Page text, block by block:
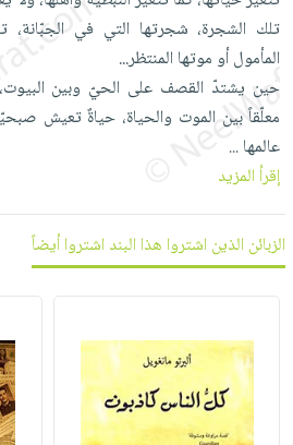
العناية
بالأسنان
الحمية
والتغذية
أدوات
المائدة
الأوعية
والتخزين
أدوات
المطبخ
الأكثر
مبيعاً
العودة
للمدارس
كتب
منزلية
اكسسوارات
ملابس
مطرزات
حقائب
حلي
عناية
شحن
مجاني
بنود
مختارة
اشتراكات
كل
صندوق
القراءة
iKitab
حدود
بحث
متقدم
وفرات
عن
الشركة
حسابك
تلك الشجرة، شجرتها التي في الجبّانة،
المأمول أو موتها المنتظر...
حين يشتدّ القصف على الحيّ وبين
معلّقاً بين الموت والحياة، حياةٌ تعيش
عالمها...
إقرأ المزيد
الزبائن الذين اشتروا هذا البند اشتروا أيضاً